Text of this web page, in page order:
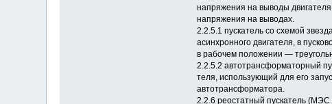
напряжения на выводы
напряжения на выводах.
2.2.5.1 пускатель со схемой
асинхронного двигателя, в
в рабочем положении —
2.2.5.2 автотрансформаторный
теля, использующий для его
автотрансформатора.
2.2.6 реостатный пускатель